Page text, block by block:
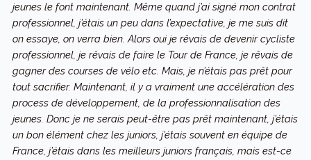
jeunes le font maintenant. Même quand j’ai signé mon contrat
professionnel, j’étais un peu dans l’expectative, je me suis dit
on essaye, on verra bien. Alors oui je rêvais de devenir cycliste
professionnel, je rêvais de faire le Tour de France, je rêvais de
gagner des courses de vélo etc. Mais, je n’étais pas prêt pour
tout sacrifier. Maintenant, il y a vraiment une accélération des
process de développement, de la professionnalisation des
jeunes. Donc je ne serais peut-être pas prêt maintenant, j’étais
un bon élément chez les juniors, j’étais souvent en équipe de
France, j’étais dans les meilleurs juniors français, mais est-ce